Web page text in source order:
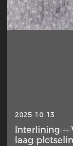
2025-10-13
Interlining —
laag
2025-03-11
Jiaxing
wordt